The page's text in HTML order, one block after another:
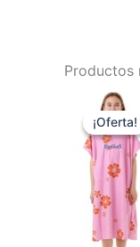
Productos
¡Oferta!
¡Oferta!
El
era: